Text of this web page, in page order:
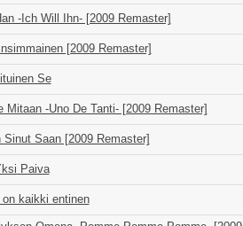
-Ich Will Ihn- [2009 Remaster]
[2009 Remaster]
Se
Mitaan -Uno De Tanti- [2009 Remaster]
Sinut Saan [2009 Remaster]
Paiva
on kaikki entinen